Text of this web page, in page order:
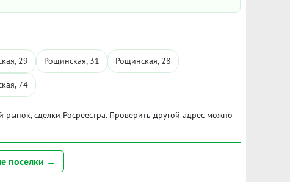
29 Рощинская, 31 Рощинская, 28
74
рынок, сделки Росреестра. Проверить другой адрес можно
поселки →